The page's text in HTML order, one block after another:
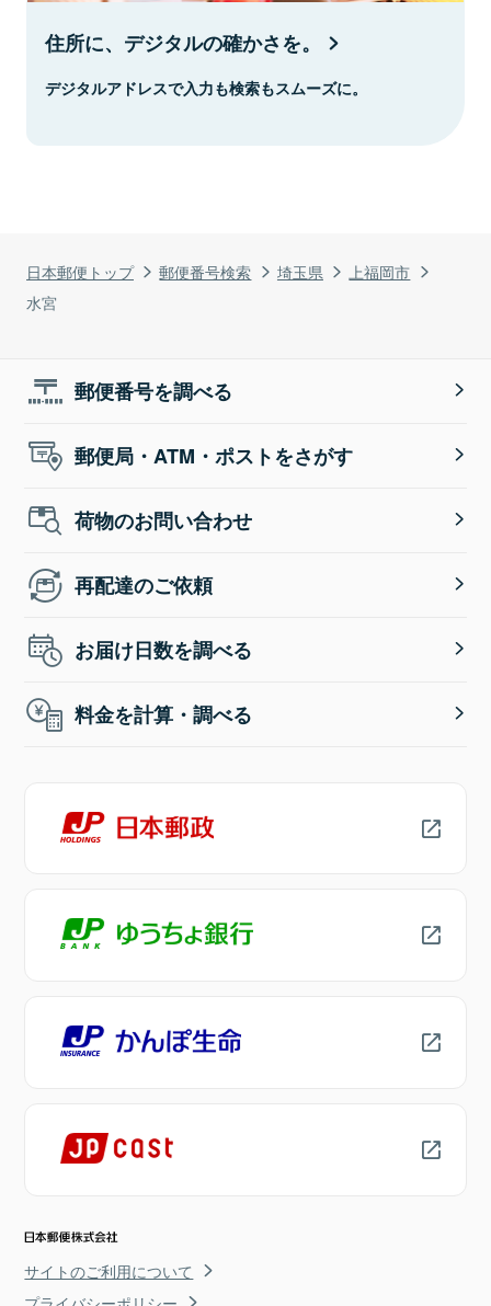
日本郵便トップ 郵便番号検索 埼玉県
上福岡市
水宮
住所に、デジタルの確かさを。
デジタルアドレスで入力も検索もスムーズに。
郵便番号を調べる
郵便局・ATM・ポストをさがす
荷物のお問い合わせ
再配達のご依頼
お届け日数を調べる
料金を計算・調べる
サイトのご利用について